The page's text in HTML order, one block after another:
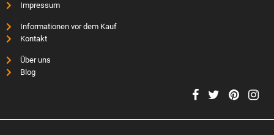
Impressum
Informationen vor dem Kauf
Kontakt
Über uns
Blog